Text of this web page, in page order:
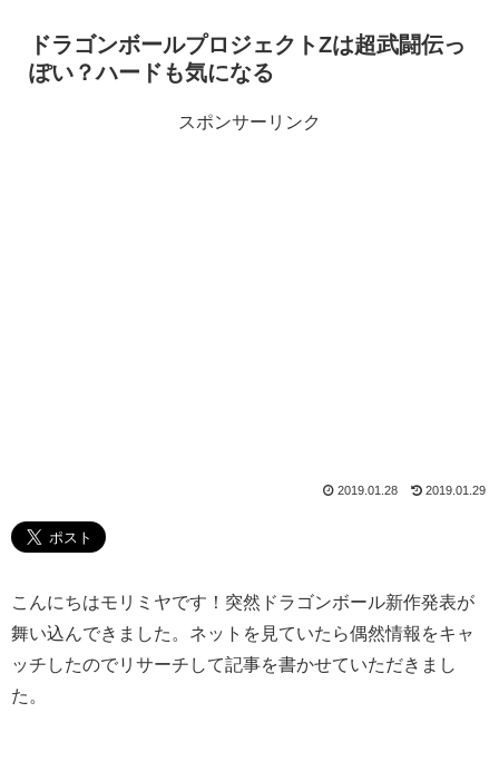
ドラゴンボールプロジェクトZは超武闘伝っ
ぽい？ハードも気になる
スポンサーリンク
2019.01.28 2019.01.29
こんにちはモリミヤです！突然ドラゴンボール新作発表が
舞い込んできました。ネットを見ていたら偶然情報をキャ
ッチしたのでリサーチして記事を書かせていただきまし
た。